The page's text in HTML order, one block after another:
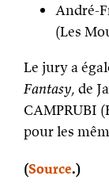
André-
(Les
Le jury a
Fantasy, de
CAMPRUBI
pour les
(Source.)